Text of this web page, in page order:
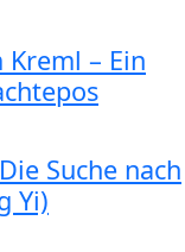
– Ein
Suche nach
Yi)